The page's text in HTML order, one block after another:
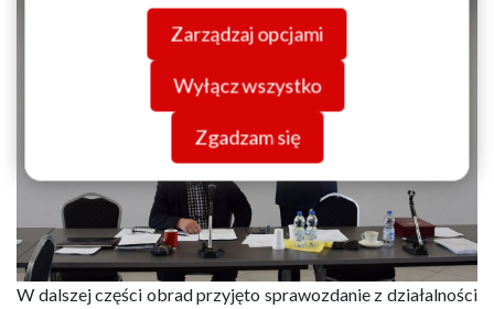
swojej przeglądarki. Więcej informacji o przetwarzaniu
danych znajdziesz wPolityce prywatności.
Zarządzaj opcjami
Wyłącz wszystko
Zgadzam się
W dalszej części obrad przyjęto sprawozdanie z działalności